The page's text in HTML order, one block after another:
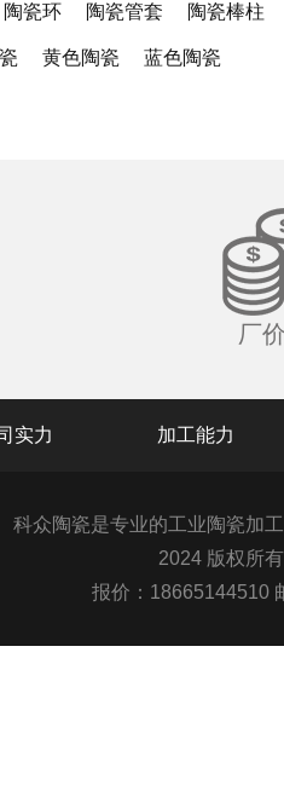
陶瓷环 陶瓷管套 陶瓷棒柱
黄色陶瓷 蓝色陶瓷
厂
实力 加工能力
科众陶瓷是专业的工业陶瓷加
2024 版权所
报价：18665144510